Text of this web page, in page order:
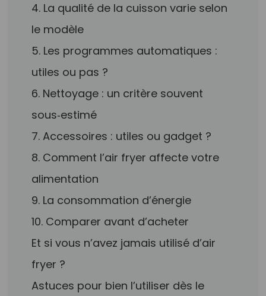
4. La qualité de la cuisson varie selon
le modèle
5. Les programmes automatiques :
utiles ou pas ?
6. Nettoyage : un critère souvent
sous‑estimé
7. Accessoires : utiles ou gadget ?
8. Comment l’air fryer affecte votre
alimentation
9. La consommation d’énergie
10. Comparer avant d’acheter
Et si vous n’avez jamais utilisé d’air
fryer ?
Astuces pour bien l’utiliser dès le